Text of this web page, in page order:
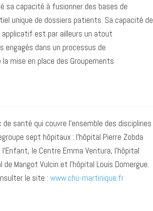
sa capacité à fusionner des bases de
unique de dossiers patients. Sa capacité de
est par ailleurs un atout
dans un processus de
mise en place des Groupements
santé qui couvre l’ensemble des disciplines
sept hôpitaux : l’hôpital Pierre Zobda
le Centre Emma Ventura, l’hôpital
Mangot Vulcin et l’hôpital Louis Domergue.
le site : www.chu-martinique.fr